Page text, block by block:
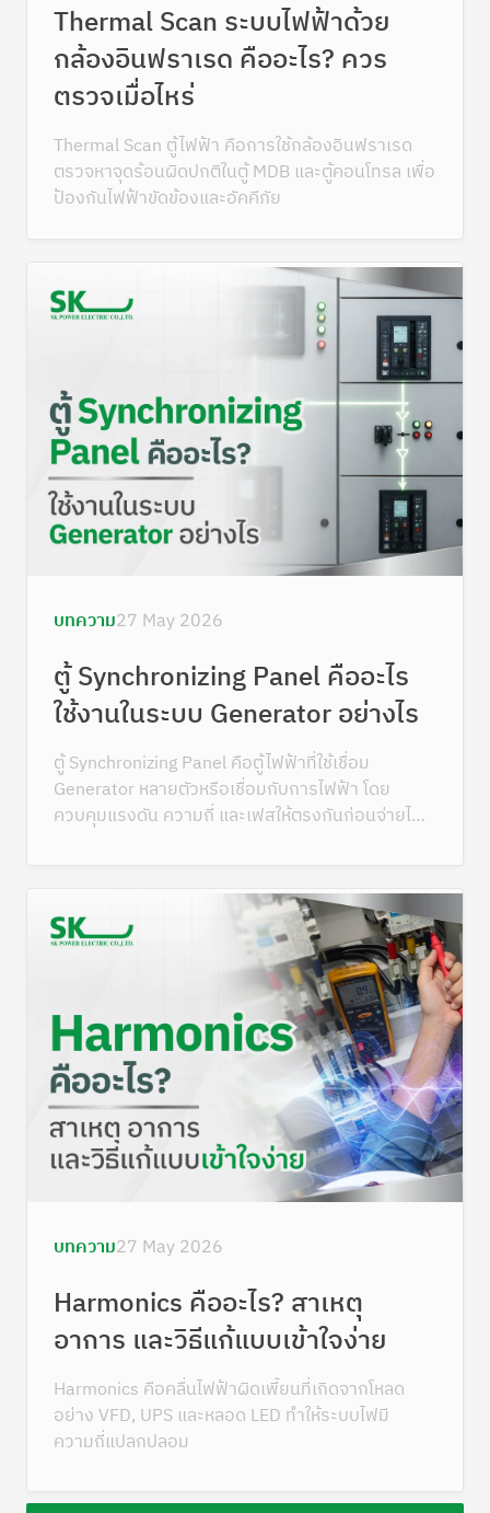
Thermal Scan ระบบไฟฟ้าด้วย
กล้องอินฟราเรด คืออะไร? ควร
ตรวจเมื่อไหร่
Thermal Scan ตู้ไฟฟ้า คือการใช้กล้องอินฟราเรด
ตรวจหาจุดร้อนผิดปกติในตู้ MDB และตู้คอนโทรล เพื่อ
ป้องกันไฟฟ้าขัดข้องและอัคคีภัย
บทความ27 May 2026
ตู้ Synchronizing Panel คืออะไร
ใช้งานในระบบ Generator อย่างไร
ตู้ Synchronizing Panel คือตู้ไฟฟ้าที่ใช้เชื่อม
Generator หลายตัวหรือเชื่อมกับการไฟฟ้า โดย
ควบคุมแรงดัน ความถี่ และเฟสให้ตรงกันก่อนจ่ายไฟ
บทความ27 May 2026
Harmonics คืออะไร? สาเหตุ
อาการ และวิธีแก้แบบเข้าใจง่าย
Harmonics คือคลื่นไฟฟ้าผิดเพี้ยนที่เกิดจากโหลด
อย่าง VFD, UPS และหลอด LED ทำให้ระบบไฟมี
ความถี่แปลกปลอม